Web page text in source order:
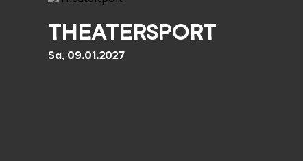
THEATERSPORT
Sa, 09.01.2027